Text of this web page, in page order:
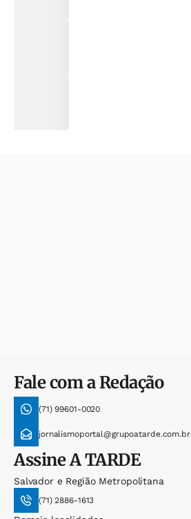
Fale com a Redação
(71) 99601-0020
jornalismoportal@grupoatarde.com.br
AssineA TARDE
Salvador e Região Metropolitana
(71) 2886-1613